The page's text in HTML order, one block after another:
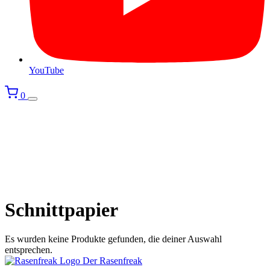
YouTube
0
Schnittpapier
Es wurden keine Produkte gefunden, die deiner Auswahl
entsprechen.
Der Rasenfreak